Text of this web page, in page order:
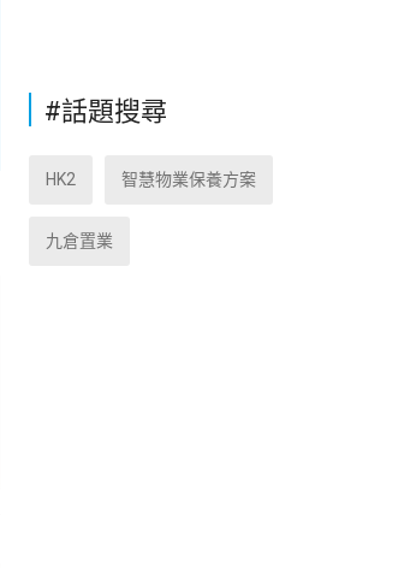
#話題搜尋
HK2 智慧物業保養方案
九倉置業